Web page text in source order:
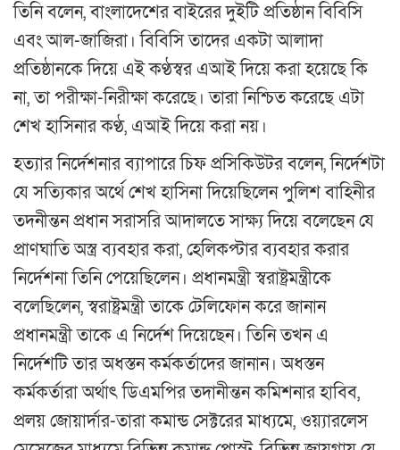
তিনি বলেন, বাংলাদেশের বাইরের দুইটি প্রতিষ্ঠান বিবিসি
এবং আল-জাজিরা। বিবিসি তাদের একটা আলাদা
প্রতিষ্ঠানকে দিয়ে এই কণ্ঠস্বর এআই দিয়ে করা হয়েছে কি
না, তা পরীক্ষা-নিরীক্ষা করেছে। তারা নিশ্চিত করেছে এটা
শেখ হাসিনার কণ্ঠ, এআই দিয়ে করা নয়।
হত্যার নির্দেশনার ব্যাপারে চিফ প্রসিকিউটর বলেন, নির্দেশটা
যে সত্যিকার অর্থে শেখ হাসিনা দিয়েছিলেন পুলিশ বাহিনীর
তদনীন্তন প্রধান সরাসরি আদালতে সাক্ষ্য দিয়ে বলেছেন যে
প্রাণঘাতি অস্ত্র ব্যবহার করা, হেলিকপ্টার ব্যবহার করার
নির্দেশনা তিনি পেয়েছিলেন। প্রধানমন্ত্রী স্বরাষ্ট্রমন্ত্রীকে
বলেছিলেন, স্বরাষ্ট্রমন্ত্রী তাকে টেলিফোন করে জানান
প্রধানমন্ত্রী তাকে এ নির্দেশ দিয়েছেন। তিনি তখন এ
নির্দেশটি তার অধস্তন কর্মকর্তাদের জানান। অধস্তন
কর্মকর্তারা অর্থাৎ ডিএমপির তদানীন্তন কমিশনার হাবিব,
প্রলয় জোয়ার্দার-তারা কমান্ড সেক্টরের মাধ্যমে, ওয়্যারলেস